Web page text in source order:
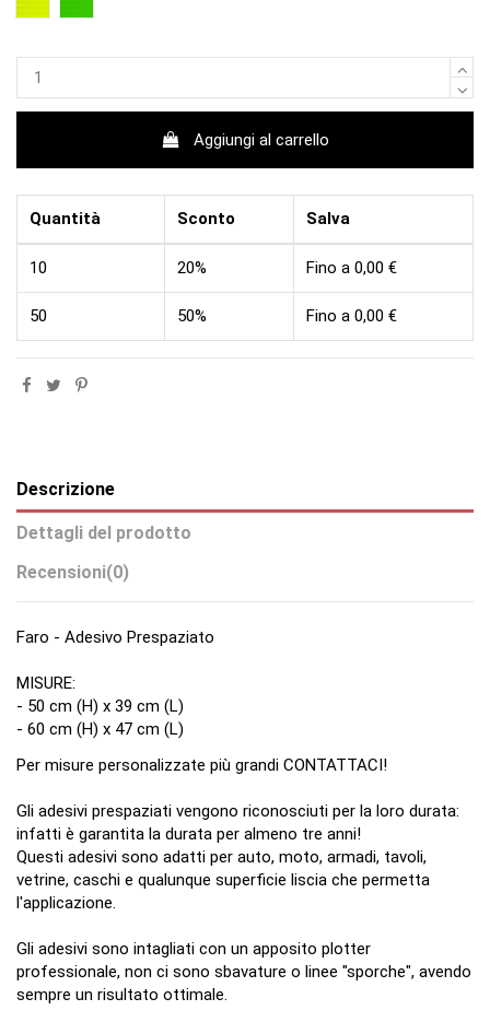
Aggiungi al carrello
Quantità Sconto Salva
10 20% Fino a 0,00 €
50 50% Fino a 0,00 €
Descrizione
Dettagli del prodotto
Recensioni(0)
Faro - Adesivo Prespaziato
MISURE:
- 50 cm (H) x 39 cm (L)
- 60 cm (H) x 47 cm (L)
Per misure personalizzate più grandi CONTATTACI!
Gli adesivi prespaziati vengono riconosciuti per la loro durata:
infatti è garantita la durata per almeno tre anni!
Questi adesivi sono adatti per auto, moto, armadi, tavoli,
vetrine, caschi e qualunque superficie liscia che permetta
l'applicazione.
Gli adesivi sono intagliati con un apposito plotter
professionale, non ci sono sbavature o linee "sporche", avendo
sempre un risultato ottimale.